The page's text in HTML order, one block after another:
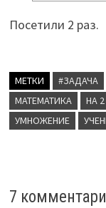
Посетили 2 раз.
МЕТКИ #ЗАДАЧА
МАТЕМАТИКА
НА 2
УМНОЖЕНИЕ
7